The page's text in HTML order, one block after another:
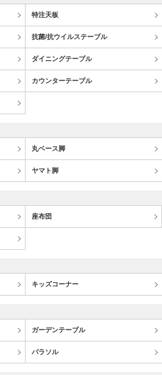
特注天板
抗菌/抗ウイルステーブル
ダイニングテーブル
カウンターテーブル
丸ベース脚
ヤマト脚
座布団
キッズコーナー
ガーデンテーブル
パラソル